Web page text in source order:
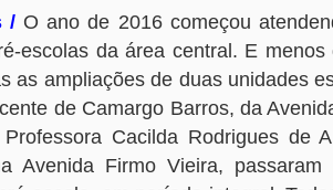
/ O ano de 2016 começou
escolas da área central. E
as ampliações de duas unidades
de Camargo Barros, da
Cacilda Rodrigues de
Avenida Firmo Vieira,